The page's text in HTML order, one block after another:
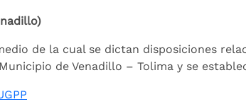
de la cual se dictan disposiciones
de Venadillo – Tolima y se